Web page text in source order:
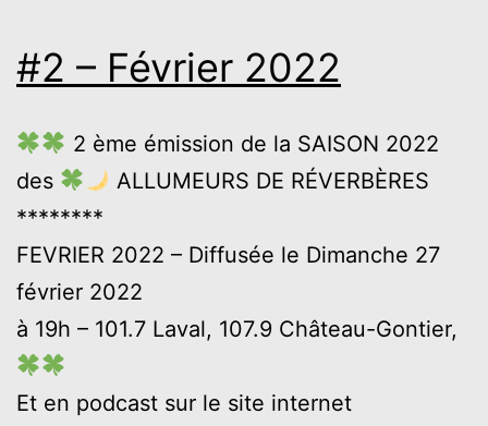
#2 – Février 2022
2 ème émission de la SAISON 2022
des
ALLUMEURS DE RÉVERBÈRES
********
FEVRIER 2022 – Diffusée le Dimanche 27
février 2022
à 19h – 101.7 Laval, 107.9 Château-Gontier,
Et en podcast sur le site internet